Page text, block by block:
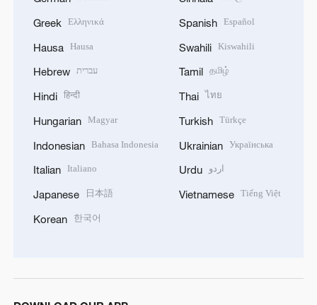
Greek Ελληνικά
Hausa Hausa
Hebrew עברית
Hindi हिन्दी
Hungarian Magyar
Indonesian Bahasa Indonesia
Italian Italiano
Japanese 日本語
Korean 한국어
Spanish Español
Swahili Kiswahili
Tamil தமிழ்
Thai ไทย
Turkish Türkçe
Ukrainian Українська
Urdu اردو
Vietnamese Tiếng Việt